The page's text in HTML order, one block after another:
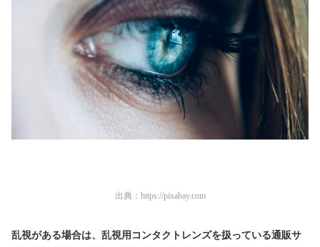
出典： https://pixabay.com
乱視がある場合は、乱視用コンタクトレンズを扱っている通販サ